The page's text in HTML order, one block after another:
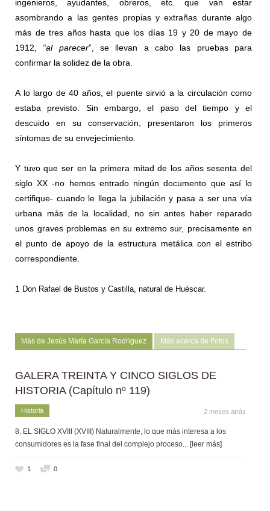
ingenieros, ayudantes, obreros, etc. que van estar
asombrando a las gentes propias y extrañas durante algo
más de tres años hasta que los días 19 y 20 de mayo de
1912, “al parecer”, se llevan a cabo las pruebas para
confirmar la solidez de la obra.
A lo largo de 40 años, el puente sirvió a la circulación como
estaba previsto. Sin embargo, el paso del tiempo y el
descuido en su conservación, presentaron los primeros
síntomas de su envejecimiento.
Y tuvo que ser en la primera mitad de los años sesenta del
siglo XX -no hemos entrado ningún documento que así lo
certifique- cuando le llega la jubilación y pasa a ser una vía
urbana más de la localidad, no sin antes haber reparado
unos graves problemas en su extremo sur, precisamente en
el punto de apoyo de la estructura metálica con el estribo
correspondiente.
1 Don Rafael de Bustos y Castilla, natural de Huéscar.
Más de Jesús María García Rodriguez Más acerca de Fotos
GALERA TREINTA Y CINCO SIGLOS DE
HISTORIA (Capítulo nº 119)
Historia 2 meses atrás
8. EL SIGLO XVIII (XVIII) Naturalmente, lo que más interesa a los
consumidores es la fase final del complejo proceso... [leer más]
1 0